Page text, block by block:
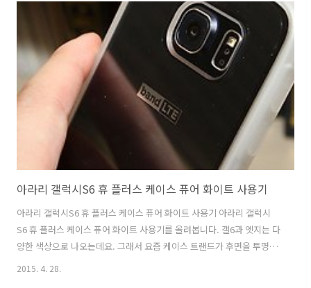
Extreme 벤치마크를 해 봤는데요. SSD를 쓰면 확실히 HDD를 쓸 때보
다는 속도가 확실히 빨라집니다. HDD 보다 4K 속도가 월등하게 빠르기
때문인데요. 그래서 운영체제용으로 많이 사용하죠. 파이슨 Solution
CM7 Extreme Series을 실제로 사용해보면서 체감 속도도 꽤 빠르네
요. 성능도 꽤 잘..
아라리 갤럭시S6 휴 플러스 케이스 퓨어 화이트 사용기
아라리 갤럭시S6 휴 플러스 케이스 퓨어 화이트 사용기 아라리 갤럭시
S6 휴 플러스 케이스 퓨어 화이트 사용기를 올려봅니다. 갤6과 엣지는 다
양한 색상으로 나오는데요. 그래서 요즘 케이스 트랜드가 후면을 투명하
게 하는 것 같습니다. 후면의 컬러를 그대로 느끼기 위해서이죠. 측면 부
2015. 4. 28.